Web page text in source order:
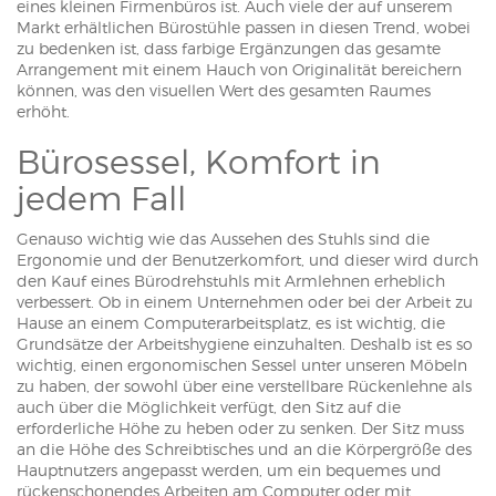
eines kleinen Firmenbüros ist. Auch viele der auf unserem
Markt erhältlichen Bürostühle passen in diesen Trend, wobei
zu bedenken ist, dass farbige Ergänzungen das gesamte
Arrangement mit einem Hauch von Originalität bereichern
können, was den visuellen Wert des gesamten Raumes
erhöht.
Bürosessel, Komfort in
jedem Fall
Genauso wichtig wie das Aussehen des Stuhls sind die
Ergonomie und der Benutzerkomfort, und dieser wird durch
den Kauf eines Bürodrehstuhls mit Armlehnen erheblich
verbessert. Ob in einem Unternehmen oder bei der Arbeit zu
Hause an einem Computerarbeitsplatz, es ist wichtig, die
Grundsätze der Arbeitshygiene einzuhalten. Deshalb ist es so
wichtig, einen ergonomischen Sessel unter unseren Möbeln
zu haben, der sowohl über eine verstellbare Rückenlehne als
auch über die Möglichkeit verfügt, den Sitz auf die
erforderliche Höhe zu heben oder zu senken. Der Sitz muss
an die Höhe des Schreibtisches und an die Körpergröße des
Hauptnutzers angepasst werden, um ein bequemes und
rückenschonendes Arbeiten am Computer oder mit